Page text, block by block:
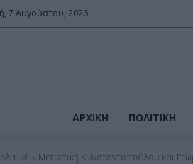
7 Αυγούστου, 2026
ΑΡΧΙΚΉ ΠΟΛΙΤΙΚΉ
Μετωπική Κωνσταντοπούλου και